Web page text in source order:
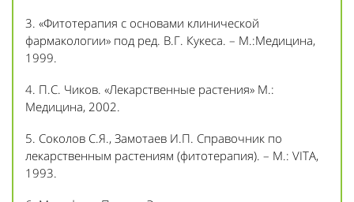
3. «Фитотерапия с основами клинической
фармакологии» под ред. В.Г. Кукеса. – М.:Медицина,
1999.
4. П.С. Чиков. «Лекарственные растения» М.:
Медицина, 2002.
5. Соколов С.Я., Замотаев И.П. Справочник по
лекарственным растениям (фитотерапия). – М.: VITA,
1993.